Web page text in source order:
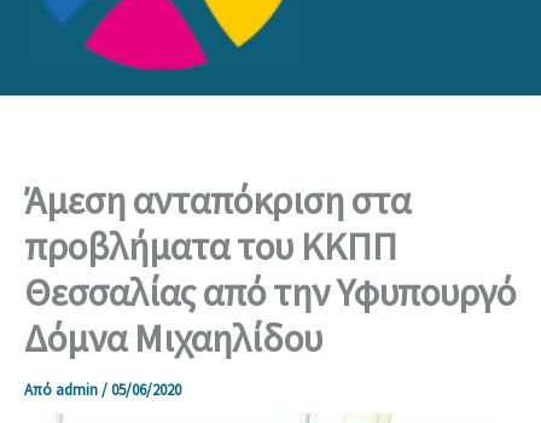
Άμεση ανταπόκριση στα
προβλήματα του ΚΚΠΠ
Θεσσαλίας από την Υφυπουργό
Δόμνα Μιχαηλίδου
Από admin/05/06/2020